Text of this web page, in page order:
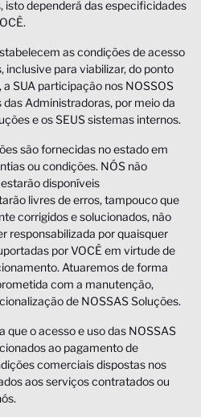
dependerá das especificidades
as condições de acesso
inclusive para viabilizar, do ponto
SUA participação nos NOSSOS
Administradoras, por meio da
e os SEUS sistemas internos.
são fornecidas no estado em
ou condições. NÓS não
disponíveis
livres de erros, tampouco que
corrigidos e solucionados, não
responsabilizada por quaisquer
por VOCÊ em virtude de
Atuaremos de forma
com a manutenção,
de NOSSAS Soluções.
que o acesso e uso das NOSSAS
ao pagamento de
comerciais dispostas nos
aos serviços contratados ou